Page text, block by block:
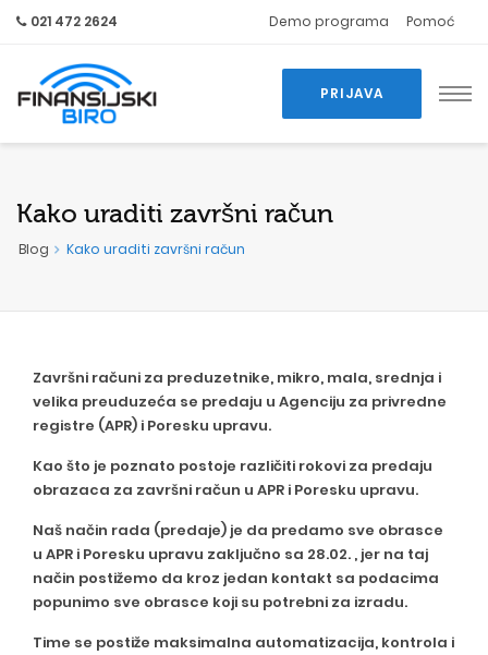
021 472 2624 Demo programa Pomoć
PRIJAVA
Kako uraditi završni račun
Blog Kako uraditi završni račun
Završni računi za preduzetnike, mikro, mala, srednja i
velika preuduzeća se predaju u Agenciju za privredne
registre (APR) i Poresku upravu.
Kao što je poznato postoje različiti rokovi za predaju
obrazaca za završni račun u APR i Poresku upravu.
Naš način rada (predaje) je da predamo sve obrasce
u APR i Poresku upravu zaključno sa 28.02. , jer na taj
način postižemo da kroz jedan kontakt sa podacima
popunimo sve obrasce koji su potrebni za izradu.
Time se postiže maksimalna automatizacija, kontrola i